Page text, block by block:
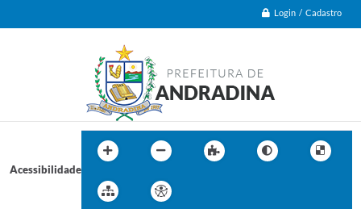
Login / Cadastro
Acessibilidade